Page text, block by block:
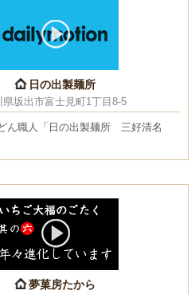
日の出製麺所
県坂出市富士見町1丁目8-5
ん職人「日の出製麺所 三好清名
夢菓房たから